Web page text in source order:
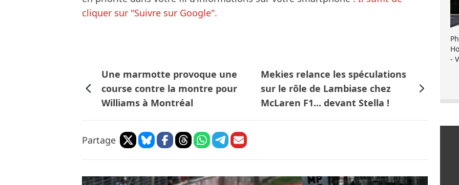
cliquer sur "Suivre sur Google".
Une marmotte provoque une
course contre la montre pour
Williams à Montréal
Mekies relance les spéculations
sur le rôle de Lambiase chez
McLaren F1... devant Stella !
Partage
-